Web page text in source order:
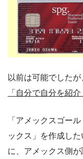
以前は可能でしたが、
「自分で自分を紹
「アメックスゴー
ックス」を作成し
に、アメックス側